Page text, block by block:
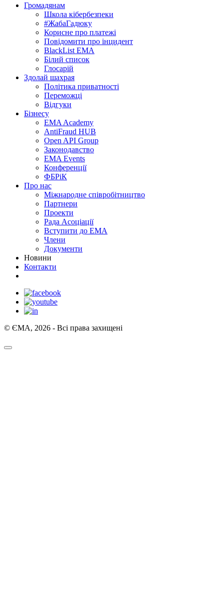
Громадянам
Школа кібербезпеки
#ЖабаГадюку
Корисне про платежі
Повідомити про інцидент
BlackList EMA
Білий список
Глосарій
Здолай шахрая
Політика приватності
Переможцi
Відгуки
Бізнесу
EMA Academy
AntiFraud HUB
Open API Group
Законодавство
EMA Events
Конференції
ФБРіК
Про нас
Міжнародне співробітництво
Партнери
Проекти
Рада Асоціації
Вступити до ЕМА
Члени
Документи
Новини
Контакти
© ЄМА, 2026 - Всі права захищені